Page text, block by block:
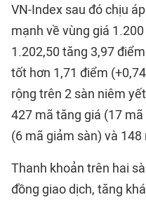
VN-Index sau đó chịu
mạnh về vùng giá
1.202,50 tăng 3,97
tốt hơn 1,71 điểm
rộng trên 2 sàn niêm
427 mã tăng giá (17
(6 mã giảm sàn) và
Thanh khoản trên hai
đồng giao dịch, tăng